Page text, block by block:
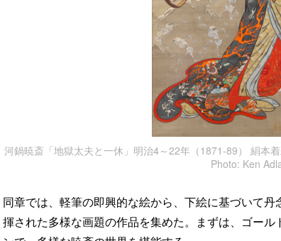
河鍋暁斎「地獄太夫と一休」明治4～22年（1871-89） 絹
Photo: Ken
同章では、軽筆の即興的な絵から、下絵に基づいて
揮された多様な画題の作品を集めた。まずは、ゴー